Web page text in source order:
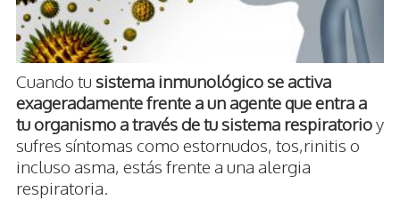
Cuando tu sistema inmunológico se activa
exageradamente frente a un agente que entra a
tu organismo a través de tu sistema respiratorioy
sufres síntomas como estornudos, tos,rinitis o
incluso asma, estás frente a una alergia
respiratoria.